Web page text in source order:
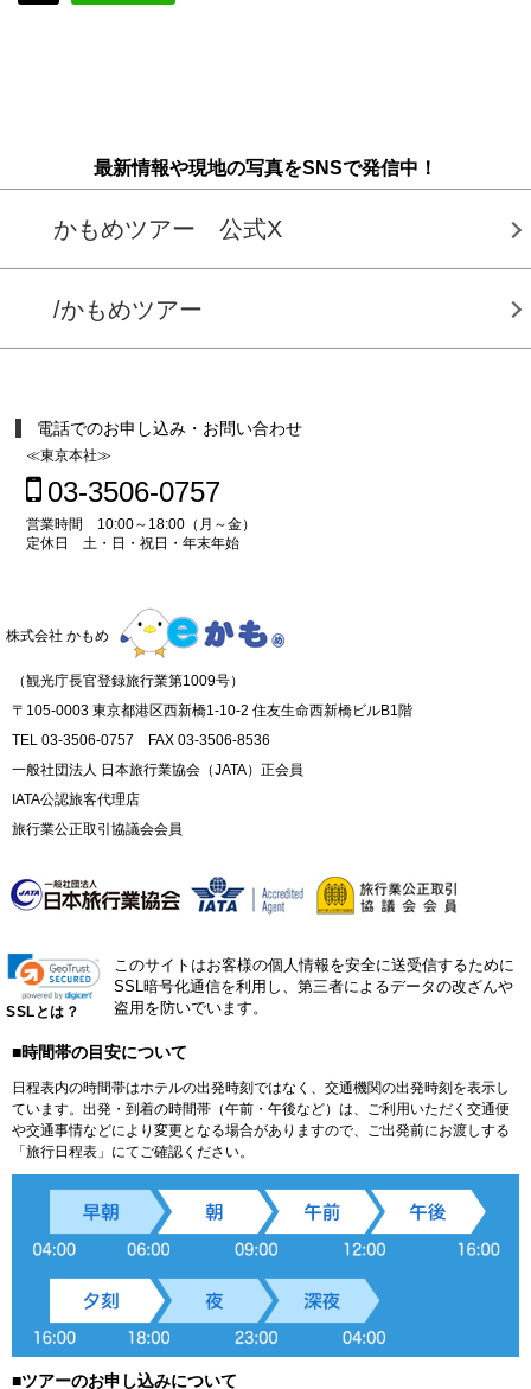
最新情報や現地の写真をSNSで発信中！
かもめツアー 公式X
/かもめツアー
電話でのお申し込み・お問い合わせ
≪東京本社≫
03-3506-0757
営業時間 10:00～18:00（月～金）
定休日 土・日・祝日・年末年始
株式会社 かもめ
（観光庁長官登録旅行業第1009号）
〒105-0003 東京都港区西新橋1-10-2 住友生命西新橋ビルB1階
TEL 03-3506-0757 FAX 03-3506-8536
一般社団法人 日本旅行業協会（JATA）正会員
IATA公認旅客代理店
旅行業公正取引協議会会員
SSLとは？
このサイトはお客様の個人情報を安全に送受信するために
SSL暗号化通信を利用し、第三者によるデータの改ざんや
盗用を防いでいます。
■時間帯の目安について
日程表内の時間帯はホテルの出発時刻ではなく、交通機関の出発時刻を表示し
ています。出発・到着の時間帯（午前・午後など）は、ご利用いただく交通便
や交通事情などにより変更となる場合がありますので、ご出発前にお渡しする
「旅行日程表」にてご確認ください。
■ツアーのお申し込みについて